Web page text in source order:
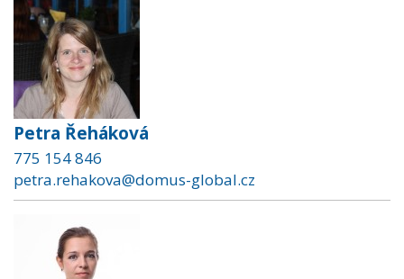
Petra Řeháková
775 154 846
petra.rehakova@domus-global.cz